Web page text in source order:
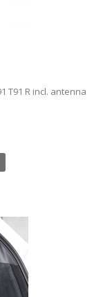
T91 R incl. antenna